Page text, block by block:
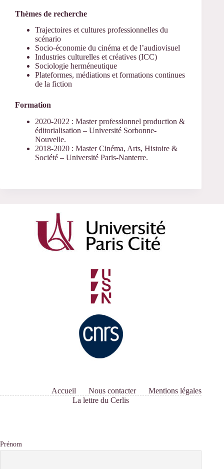
Thèmes de recherche
Trajectoires et cultures professionnelles du
scénario
Socio-économie du cinéma et de l’audiovisuel
Industries culturelles et créatives (ICC)
Sociologie herméneutique
Plateformes, médiations et formations continues
de la fiction
Formation
2020-2022 : Master professionnel production &
éditorialisation – Université Sorbonne-
Nouvelle.
2018-2020 : Master Cinéma, Arts, Histoire &
Société – Université Paris-Nanterre.
Accueil Nous contacter
Mentions légales
La lettre du Cerlis
Prénom